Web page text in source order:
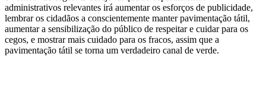
administrativos relevantes irá aumentar os esforços de publicidade,
lembrar os cidadãos a conscientemente manter pavimentação tátil,
aumentar a sensibilização do público de respeitar e cuidar para os
cegos, e mostrar mais cuidado para os fracos, assim que a
pavimentação tátil se torna um verdadeiro canal de verde.